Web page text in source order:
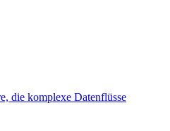
die komplexe Datenflüsse